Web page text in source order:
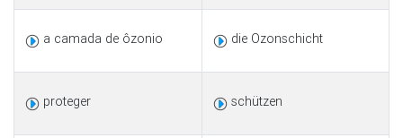
a camada de ôzonio die Ozonschicht
proteger schützen